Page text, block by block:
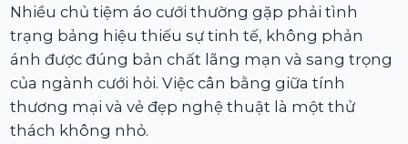
Nhiều chủ tiệm áo cưới thường gặp phải tình
trạng bảng hiệu thiếu sự tinh tế, không phản
ánh được đúng bản chất lãng mạn và sang trọng
của ngành cưới hỏi. Việc cân bằng giữa tính
thương mại và vẻ đẹp nghệ thuật là một thử
thách không nhỏ.